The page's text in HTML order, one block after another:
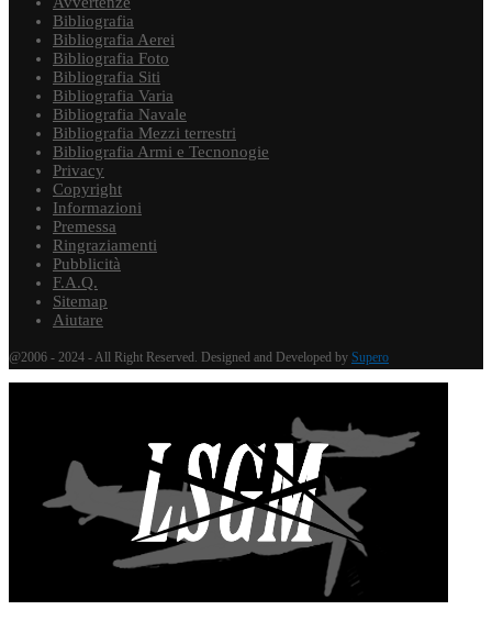
Bibliografia
Bibliografia Aerei
Bibliografia Foto
Bibliografia Siti
Bibliografia Varia
Bibliografia Navale
Bibliografia Mezzi terrestri
Bibliografia Armi e Tecnonogie
Privacy
Copyright
Informazioni
Premessa
Ringraziamenti
Pubblicità
F.A.Q.
Sitemap
Aiutare
@2006 - 2024 - All Right Reserved. Designed and Developed by Supero